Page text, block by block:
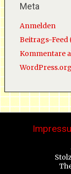
Meta
Anmelden
Beitrags-Feed
Kommentare
WordPress.org